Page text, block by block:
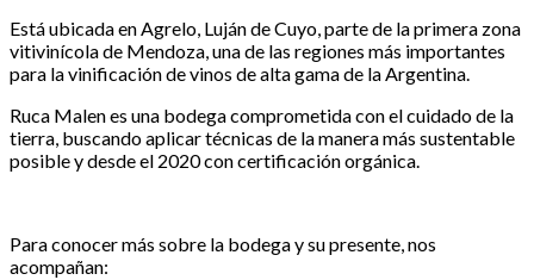
Está ubicada en Agrelo, Luján de Cuyo, parte de la primera zona
vitivinícola de Mendoza, una de las regiones más importantes
para la vinificación de vinos de alta gama de la Argentina.
Ruca Malen es una bodega comprometida con el cuidado de la
tierra, buscando aplicar técnicas de la manera más sustentable
posible y desde el 2020 con certificación orgánica.
Para conocer más sobre la bodega y su presente, nos
acompañan: